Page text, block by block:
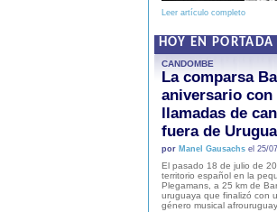
Leer artículo completo
HOY EN PORTADA
CANDOMBE
La comparsa
aniversario
llamadas de
fuera de
por Manel Gausachsel 25/
El pasado 18 de julio de
territorio español en la
Plegamans, a 25 km de
uruguaya que finalizó con
género musical